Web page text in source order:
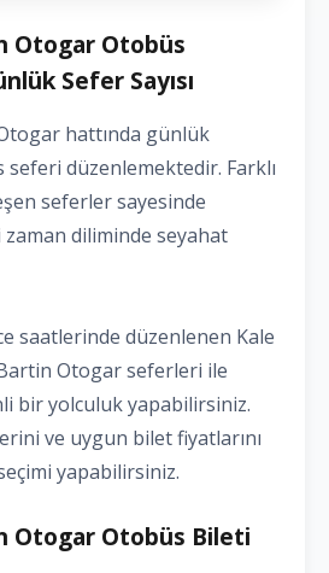
Otogar Otobüs
Sefer Sayısı
hattında günlük
düzenlemektedir. Farklı
seferler sayesinde
diliminde seyahat
saatlerinde düzenlenen Kale
Otogar seferleri ile
bir yolculuk yapabilirsiniz.
ve uygun bilet fiyatlarını
yapabilirsiniz.
Otogar Otobüs Bileti